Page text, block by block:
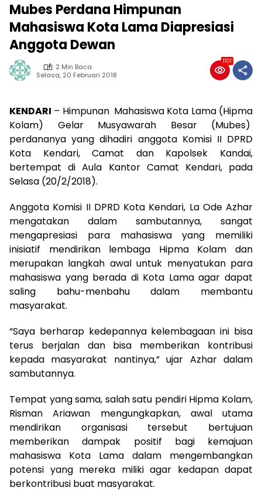
Mubes Perdana Himpunan
Mahasiswa Kota Lama Diapresiasi
Anggota Dewan
2 Min Baca
Selasa, 20 Februari 2018
1101
KENDARI – Himpunan Mahasiswa Kota Lama (Hipma
Kolam) Gelar Musyawarah Besar (Mubes)
perdananya yang dihadiri anggota Komisi II DPRD
Kota Kendari, Camat dan Kapolsek Kandai,
bertempat di Aula Kantor Camat Kendari, pada
Selasa (20/2/2018).
Anggota Komisi II DPRD Kota Kendari, La Ode Azhar
mengatakan dalam sambutannya, sangat
mengapresiasi para mahasiswa yang memiliki
inisiatif mendirikan lembaga Hipma Kolam dan
merupakan langkah awal untuk menyatukan para
mahasiswa yang berada di Kota Lama agar dapat
saling bahu-menbahu dalam membantu
masyarakat.
“Saya berharap kedepannya kelembagaan ini bisa
terus berjalan dan bisa memberikan kontribusi
kepada masyarakat nantinya,” ujar Azhar dalam
sambutannya.
Tempat yang sama, salah satu pendiri Hipma Kolam,
Risman Ariawan mengungkapkan, awal utama
mendirikan organisasi tersebut bertujuan
memberikan dampak positif bagi kemajuan
mahasiswa Kota Lama dalam mengembangkan
potensi yang mereka miliki agar kedapan dapat
berkontribusi buat masyarakat.